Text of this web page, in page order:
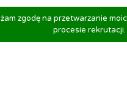
zgodę na przetwarzanie
procesie rekrutacji.